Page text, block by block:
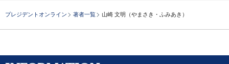
プレジデントオンライン 著者一覧 山崎 文明（やまさき・ふみあき）